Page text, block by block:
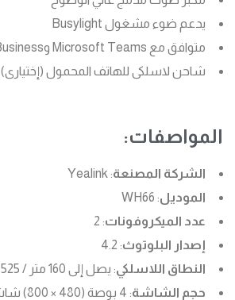
يدعم ضوء مشغول Busylight
متوافق مع Microsoft Teams وSkype for Business
شاحن لاسلكى للهاتف المحمول (إختيارى)
المواصفات:
الشركة المصنعة: Yealink
الموديل: WH66
عدد الميكروفونات: 2
إصدار البلوتوث: 4.2
النطاق اللاسلكي: يصل إلى 160 متر / 525 قدم
حجم الشاشة: 4 بوصة (480 × 800) شاشة لمس سعوية